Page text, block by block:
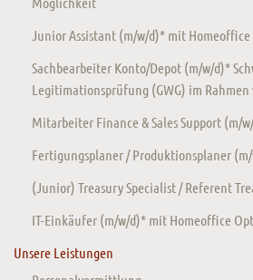
Junior Assistant (m/w/d)* mit
Sachbearbeiter Konto/Depot (m/w/d)*
Legitimationsprüfung (GWG) im Rahmen
Mitarbeiter Finance & Sales Support (m/
Fertigungsplaner / Produktionsplaner
(Junior) Treasury Specialist / Referent
IT-Einkäufer (m/w/d)* mit Homeoffice
Unsere Leistungen